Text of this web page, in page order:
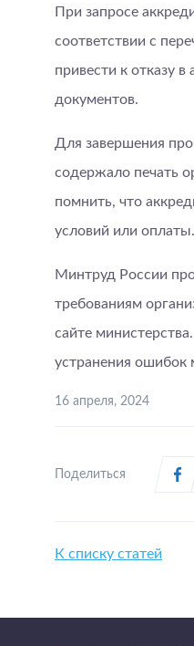
При запросе
соответствии с
привести к отказу
документов.
Для завершения
содержало печать
помнить, что
условий или оплаты.
Минтруд России
требованиям
сайте
устранения ошибок
16 апреля, 2024
Поделиться
К списку статей